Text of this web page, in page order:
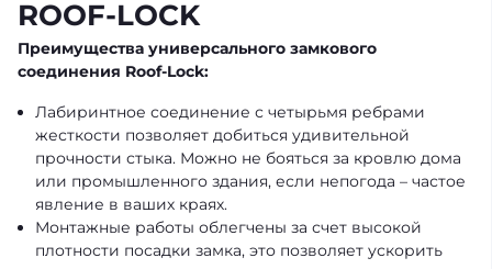
ROOF-LOCK
Преимущества универсального замкового
соединения Roof-Lock:
Лабиринтное соединение с четырьмя ребрами
жесткости позволяет добиться удивительной
прочности стыка. Можно не бояться за кровлю дома
или промышленного здания, если непогода – частое
явление в ваших краях.
Монтажные работы облегчены за счет высокой
плотности посадки замка, это позволяет ускорить